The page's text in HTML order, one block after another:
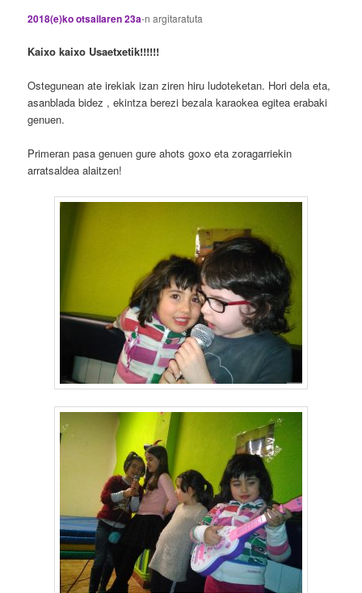
2018(e)ko otsailaren 23a-nargitaratuta
Kaixo kaixo Usaetxetik!!!!!!
Ostegunean ate irekiak izan ziren hiru ludoteketan. Hori dela eta,
asanblada bidez , ekintza berezi bezala karaokea egitea erabaki
genuen.
Primeran pasa genuen gure ahots goxo eta zoragarriekin
arratsaldea alaitzen!